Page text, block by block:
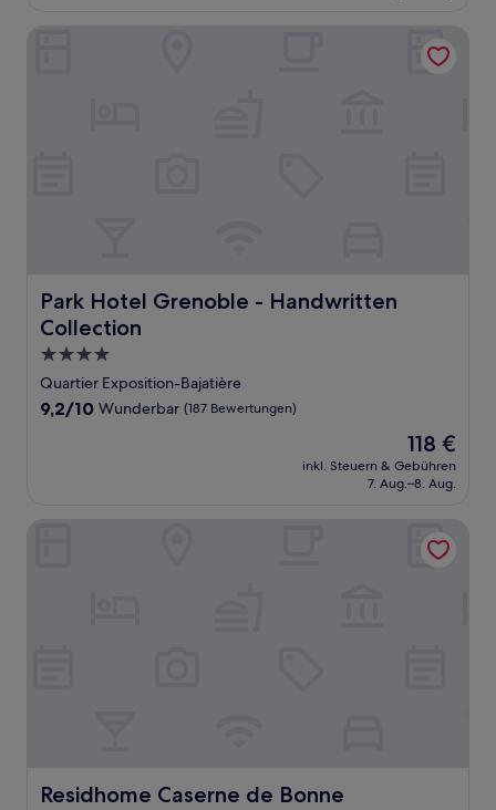
Bewertungen)
Park Hotel Grenoble - Handwritten
Collection
Park Hotel Grenoble - Handwritten Collection
4.0-
Sterne-
Unterkunft
Quartier Exposition-Bajatière
9.2
9,2/10 Wunderbar (187 Bewertungen)
Der
Preis
beträgt
118 €
inkl. Steuern & Gebühren
7. Aug.–8. Aug.
Residhome Caserne de Bonne
Residhome Caserne de Bonne